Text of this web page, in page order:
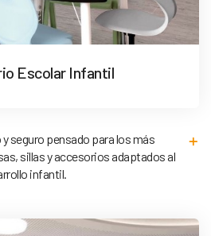
Escolar Infantil
seguro pensado para los más
sillas y accesorios adaptados al
infantil.